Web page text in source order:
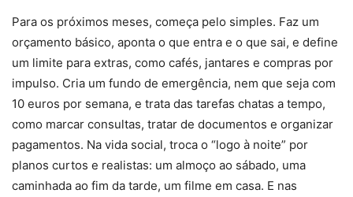
Para os próximos meses, começa pelo simples. Faz um
orçamento básico, aponta o que entra e o que sai, e define
um limite para extras, como cafés, jantares e compras por
impulso. Cria um fundo de emergência, nem que seja com
10 euros por semana, e trata das tarefas chatas a tempo,
como marcar consultas, tratar de documentos e organizar
pagamentos. Na vida social, troca o “logo à noite” por
planos curtos e realistas: um almoço ao sábado, uma
caminhada ao fim da tarde, um filme em casa. E nas